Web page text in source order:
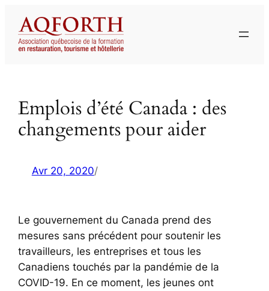
contenu
Emplois d’été Canada : des
changements pour aider
Avr 20, 2020/
Le gouvernement du Canada prend des
mesures sans précédent pour soutenir les
travailleurs, les entreprises et tous les
Canadiens touchés par la pandémie de la
COVID-19. En ce moment, les jeunes ont